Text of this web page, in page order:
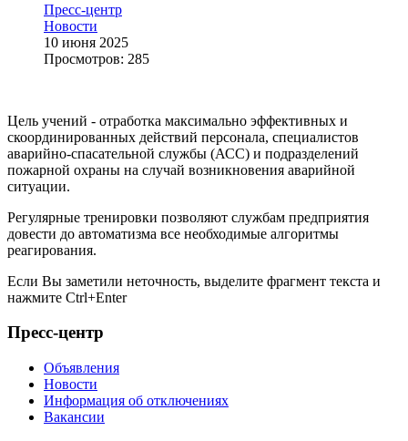
Пресс-центр
Новости
10 июня 2025
Просмотров: 285
Цель учений - отработка максимально эффективных и
скоординированных действий персонала, специалистов
аварийно-спасательной службы (АСС) и подразделений
пожарной охраны на случай возникновения аварийной
ситуации.
Регулярные тренировки позволяют службам предприятия
довести до автоматизма все необходимые алгоритмы
реагирования.
Если Вы заметили неточность, выделите фрагмент текста и
нажмите Ctrl+Enter
Пресс-центр
Объявления
Новости
Информация об отключениях
Вакансии